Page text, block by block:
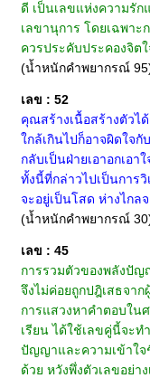
ดี เป็นเลขแห่งความรั
เลขานุการ โดยเฉพาะ
ควรประคับประคองจิต
(น้ำหนักคำพยากรณ์
เลข : 52
คุณสร้างเนื้อสร้างตัวไ
ใกล้เกินไปก็อาจผิดใจ
กลับเป็นฝ่ายเอาอกเอ
ทั้งนี้ที่กล่าวไปเป็นการ
จะอยู่เป็นโสด ห่างไกล
(น้ำหนักคำพยากรณ์
เลข : 45
การรวมตัวของพลังปัญ
จึงไม่ค่อยถูกปฎิเสธจา
การแสวงหาคำตอบใน
เรียน ได้ใช้เลขคู่นี้จะ
ปัญญาและความเข้าใจ
ด้วย หวังพึ่งตัวเลขอย่าง